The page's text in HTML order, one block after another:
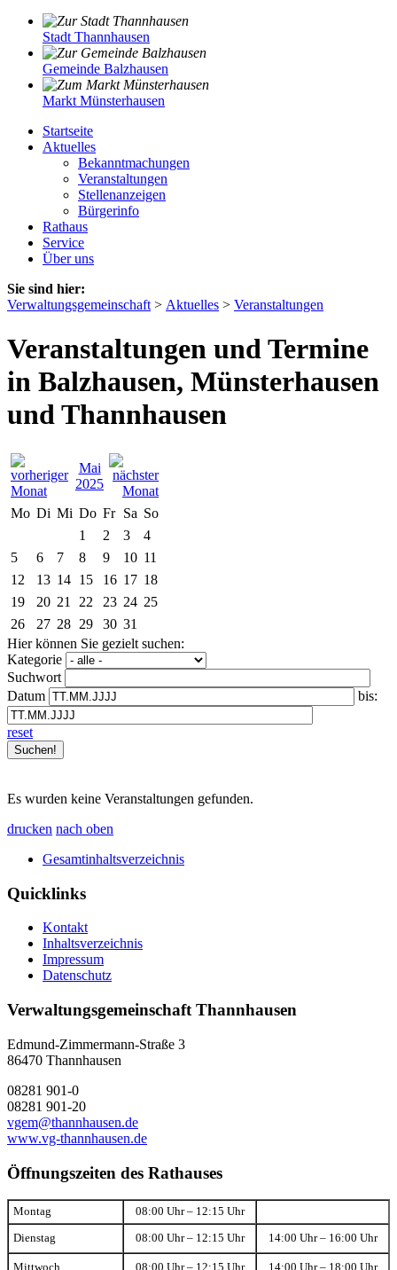
Stadt Thannhausen
Gemeinde Balzhausen
Markt Münsterhausen
Startseite
Aktuelles
Bekanntmachungen
Veranstaltungen
Stellenanzeigen
Bürgerinfo
Rathaus
Service
Über uns
Sie sind hier:
Verwaltungsgemeinschaft > Aktuelles > Veranstaltungen
Veranstaltungen und Termine
in Balzhausen, Münsterhausen
und Thannhausen
Mai
2025
Mo Di Mi Do Fr Sa So
1
2 3
4
5
6 7 8 9 10 11
12
13 14 15 16 17 18
19
20 21 22 23 24 25
26
27 28 29 30 31
Hier können Sie gezielt suchen:
Kategorie
Suchwort
Datum
bis:
reset
Es wurden keine Veranstaltungen gefunden.
drucken nach oben
Gesamtinhaltsverzeichnis
Quicklinks
Kontakt
Inhaltsverzeichnis
Impressum
Datenschutz
Verwaltungsgemeinschaft Thannhausen
Edmund-Zimmermann-Straße 3
86470 Thannhausen
08281 901-0
08281 901-20
vgem@thannhausen.de
www.vg-thannhausen.de
Öffnungszeiten des Rathauses
Montag 08:00 Uhr – 12:15 Uhr
Dienstag 08:00 Uhr – 12:15 Uhr 14:00 Uhr – 16:00 Uhr